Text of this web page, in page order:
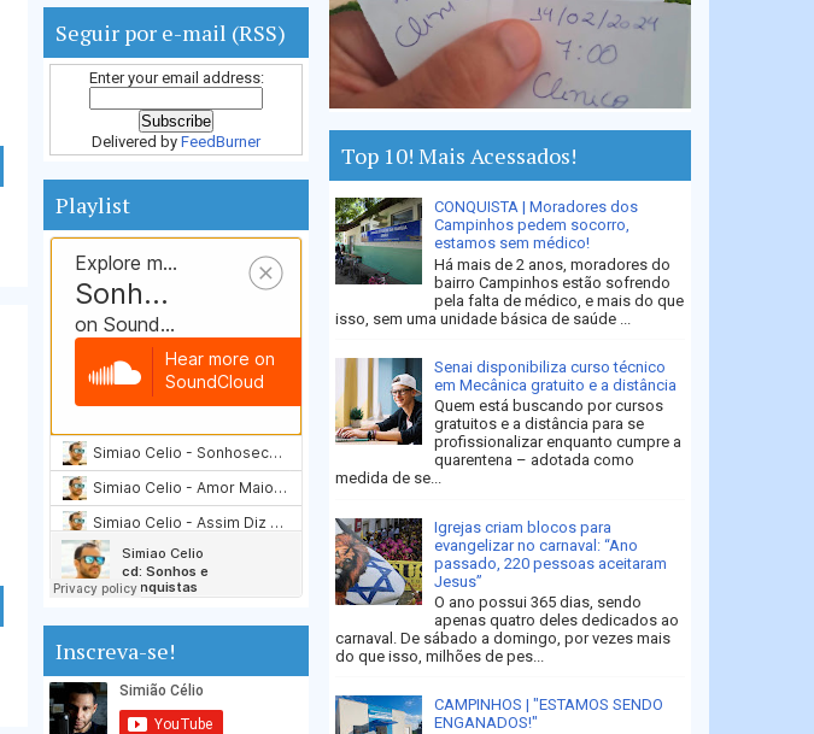
Seguir por e-mail (RSS)
Enter your email address:
Delivered by FeedBurner
Playlist
Inscreva-se!
Top 10! Mais Acessados!
CONQUISTA | Moradores dos
Campinhos pedem socorro,
estamos sem médico!
Há mais de 2 anos, moradores do
bairro Campinhos estão sofrendo
pela falta de médico, e mais do que
isso, sem uma unidade básica de saúde ...
Senai disponibiliza curso técnico
em Mecânica gratuito e a distância
Quem está buscando por cursos
gratuitos e a distância para se
profissionalizar enquanto cumpre a
quarentena – adotada como
medida de se...
Igrejas criam blocos para
evangelizar no carnaval: “Ano
passado, 220 pessoas aceitaram
Jesus”
O ano possui 365 dias, sendo
apenas quatro deles dedicados ao
carnaval. De sábado a domingo, por vezes mais
do que isso, milhões de pes...
CAMPINHOS | "ESTAMOS SENDO
ENGANADOS!"